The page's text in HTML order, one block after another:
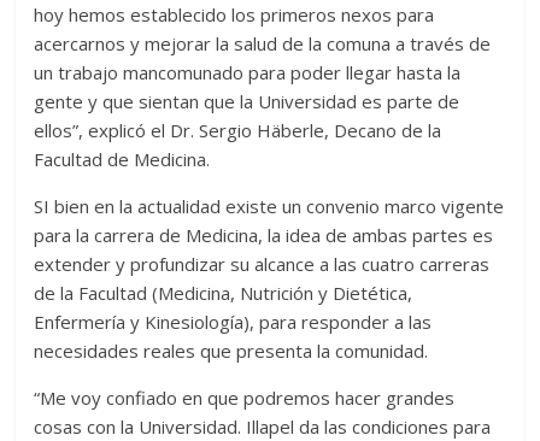
hoy hemos establecido los primeros nexos para
acercarnos y mejorar la salud de la comuna a través de
un trabajo mancomunado para poder llegar hasta la
gente y que sientan que la Universidad es parte de
ellos”, explicó el Dr. Sergio Häberle, Decano de la
Facultad de Medicina.
SI bien en la actualidad existe un convenio marco vigente
para la carrera de Medicina, la idea de ambas partes es
extender y profundizar su alcance a las cuatro carreras
de la Facultad (Medicina, Nutrición y Dietética,
Enfermería y Kinesiología), para responder a las
necesidades reales que presenta la comunidad.
“Me voy confiado en que podremos hacer grandes
cosas con la Universidad. Illapel da las condiciones para